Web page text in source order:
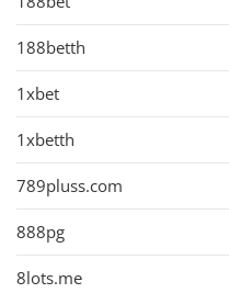
188betth
1xbet
1xbetth
789pluss.com
888pg
8lots.me